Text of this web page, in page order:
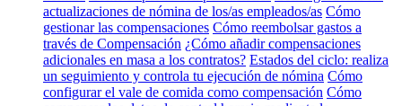
actualizaciones de nómina de los/as empleados/as Cómo
gestionar las compensaciones Cómo reembolsar gastos a
través de Compensación ¿Cómo añadir compensaciones
adicionales en masa a los contratos? Estados del ciclo: realiza
un seguimiento y controla tu ejecución de nómina Cómo
configurar el vale de comida como compensación Cómo